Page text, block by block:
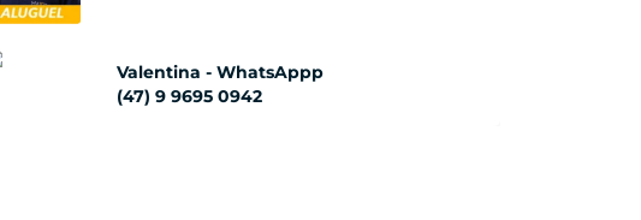
Valentina - WhatsAppp
(47) 9 9695 0942